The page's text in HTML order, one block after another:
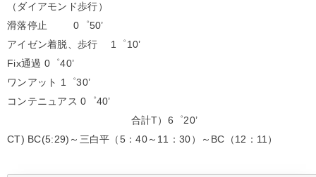
（ダイアモンド歩行）
滑落停止 0゜50’
アイゼン着脱、歩行 1゜10’
Fix通過 0゜40’
ワンアット 1゜30’
コンテニュアス 0゜40’
合計T）6゜20’
CT) BC(5:29)～三白平（5：40～11：30）～BC（12：11）